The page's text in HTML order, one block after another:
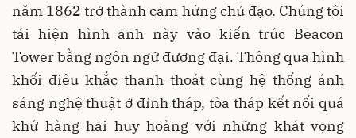
năm 1862 trở thành cảm hứng chủ đạo. Chúng tôi
tái hiện hình ảnh này vào kiến trúc Beacon
Tower bằng ngôn ngữ đương đại. Thông qua hình
khối điêu khắc thanh thoát cùng hệ thống ánh
sáng nghệ thuật ở đỉnh tháp, tòa tháp kết nối quá
khứ hàng hải huy hoàng với những khát vọng